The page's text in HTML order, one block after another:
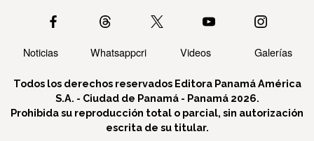
Noticias Whatsappcri Videos Galerías
Todos los derechos reservados Editora Panamá América
S.A. - Ciudad de Panamá - Panamá 2026.
Prohibida su reproducción total o parcial, sin autorización
escrita de su titular.